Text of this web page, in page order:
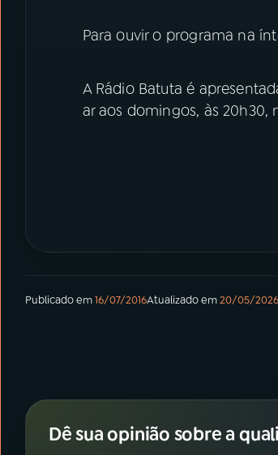
Para ouvir o programa na
A Rádio Batuta é
ar aos domingos, às 20h30,
Publicado em16/07/2016Atualizado em20/05/2026
Dê sua opinião sobre a